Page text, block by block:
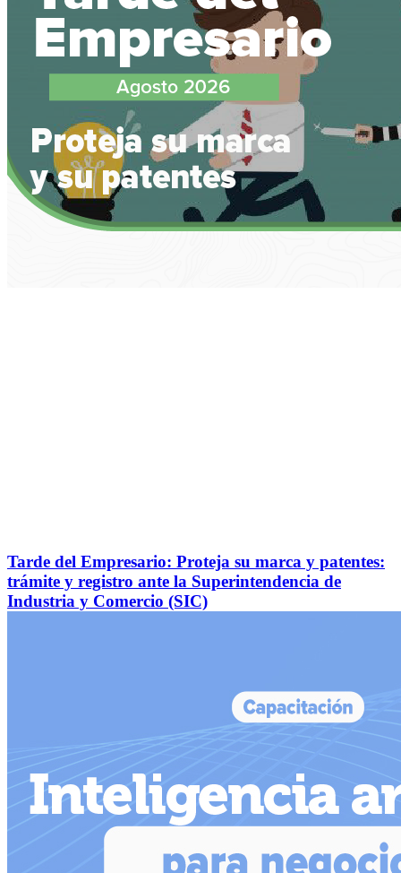
Tarde del Empresario: Proteja su marca y patentes:
trámite y registro ante la Superintendencia de
Industria y Comercio (SIC)